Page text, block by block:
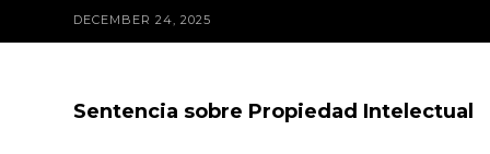
DECEMBER 24, 2025
Sentencia sobre Propiedad Intelectual